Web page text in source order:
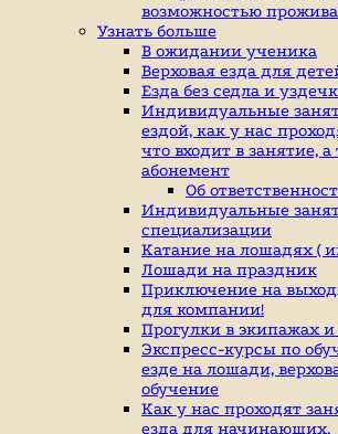
индивидуальные
возможностью
Узнать больше
В ожидании ученика
Верховая езда для
Езда без седла и
Индивидуальные
ездой, как у нас
что входит в занятие, а
абонемент
Об
Индивидуальные
специализации
Катание на лошадях (
Лошади на праздник
Приключение на
для компании!
Прогулки в экипажах и
Экспресс-курсы по
езде на лошади,
обучение
Как у нас проходят
езда для начинающих.